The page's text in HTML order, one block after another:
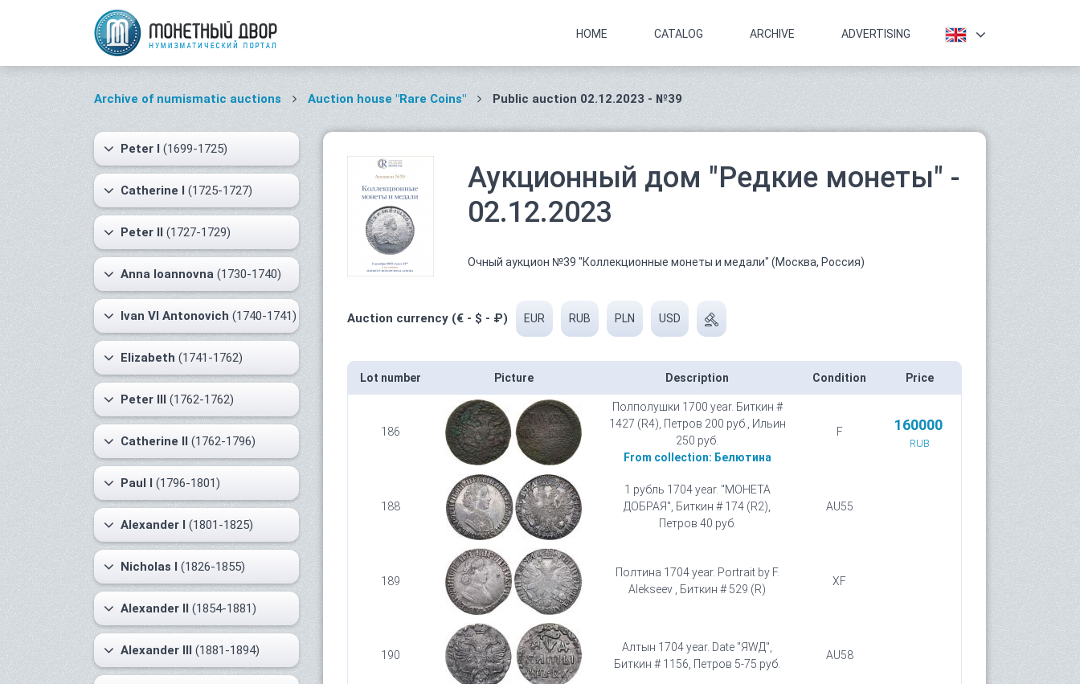
HOME CATALOG ARCHIVE ADVERTISING
Archive of numismatic auctions Auction house "Rare Coins" Public auction 02.12.2023 - №39
Peter I (1699-1725)
Catherine I (1725-1727)
Peter II (1727-1729)
Anna Ioannovna (1730-1740)
Ivan VI Antonovich (1740-1741)
Elizabeth (1741-1762)
Peter III (1762-1762)
Catherine II (1762-1796)
Paul I (1796-1801)
Alexander I (1801-1825)
Nicholas I (1826-1855)
Alexander II (1854-1881)
Alexander III (1881-1894)
Аукционный дом "Редкие монеты" -
02.12.2023
Очный аукцион №39 "Коллекционные монеты и медали" (Москва, Россия)
Auction currency (€ - $ - ₽) EUR RUB PLN USD
Lot number Picture Description Condition Price
186
Полполушки 1700 year. Биткин #
1427 (R4), Петров 200 руб., Ильин
250 руб.
From collection: Белютина
F 160000
RUB
188
1 рубль 1704 year. "МОНЕТА
ДОБРАЯ", Биткин # 174 (R2),
Петров 40 руб.
AU55
189
Полтина 1704 year. Portrait by F.
Alekseev , Биткин # 529 (R)
XF
190
Алтын 1704 year. Date "ЯWД",
Биткин # 1156, Петров 5-75 руб.
AU58